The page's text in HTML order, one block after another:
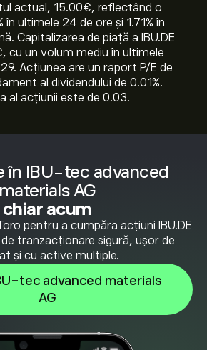
în IBU-tec advanced
materials AG
chiar acum
pentru a cumpăra acțiuni IBU.DE
tranzacționare sigură, ușor de
și cu active multiple.
tec advanced materials
AG
actual, 15.00‎€‎, reflectând o
în ultimele 24 de ore și ‎1.71‎% în
Capitalizarea de piață a IBU.DE
cu un volum mediu în ultimele
Acțiunea are un raport P/E de
al dividendului de 0.01%.
al acțiunii este de 0.03.